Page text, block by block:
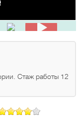
Стаж работы 12